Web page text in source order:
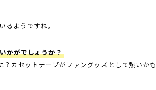
ようですね。
かがでしょうか？
カセットテープがファングッズとして熱いか